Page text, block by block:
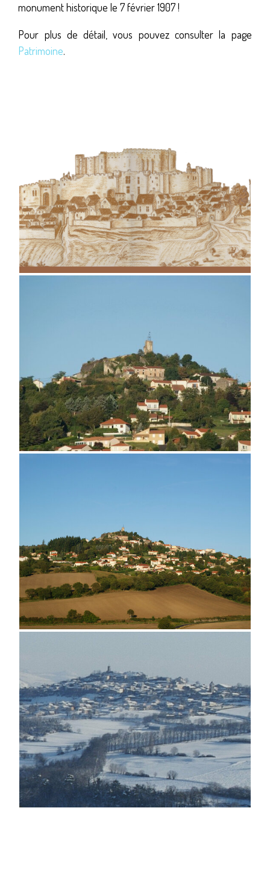
monument historique le 7 février 1907 !
Pour plus de détail, vous pouvez consulter la page
Patrimoine.